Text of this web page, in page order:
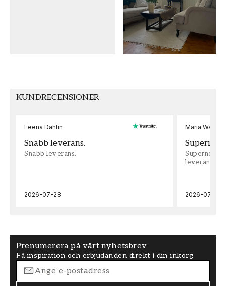
KOLLEKTION
Anno ii
MÖNSTER HÖJD (cm)
Non-Woven
KUNDRECENSIONER
Leena Dahlin
Snabb leverans.
Snabb leverans.
2026-07-28
Maria
leveran,
2026-07-22
Prenumerera på vårt nyhetsbrev
Få inspiration och erbjudanden direkt i din inkorg